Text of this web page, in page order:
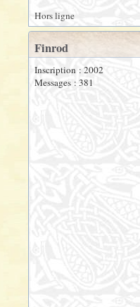
Hors ligne
Finrod
Inscription : 2002
Messages : 381